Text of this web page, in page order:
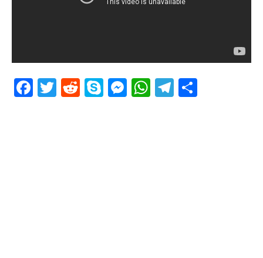
Facebook
Twitter
RedditSkypeMessenger
WhatsApp
Telegram